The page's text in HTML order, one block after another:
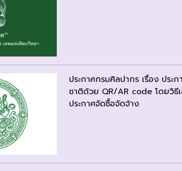
ประกาศกรมศิลปากร เรื่อง ประ
ชาติด้วย QR/AR code โดยวิธีเ
ประกาศจัดซื้อจัดจ้าง